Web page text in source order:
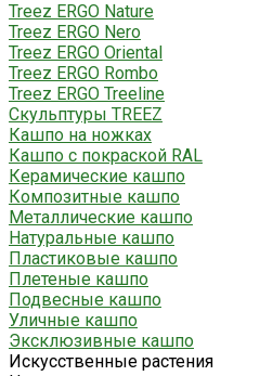
Treez ERGO Nature
Treez ERGO Nero
Treez ERGO Oriental
Treez ERGO Rombo
Treez ERGO Treeline
Скульптуры TREEZ
Кашпо на ножках
Кашпо с покраской RAL
Керамические кашпо
Композитные кашпо
Металлические кашпо
Натуральные кашпо
Пластиковые кашпо
Плетеные кашпо
Подвесные кашпо
Уличные кашпо
Эксклюзивные кашпо
Искусственные растения